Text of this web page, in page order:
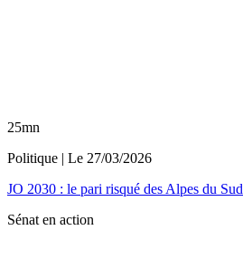
25mn
Politique | Le 27/03/2026
JO 2030 : le pari risqué des Alpes du Sud
Sénat en action